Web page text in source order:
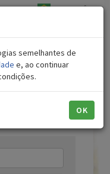
PORTUGUÊS ▼
NOSSOS PORTAIS
semelhantes de
e, ao continuar
OK